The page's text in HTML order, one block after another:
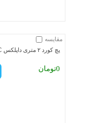
مقایسه
پچ کورد ۲ متری داپلکس LC به LC
0تومان